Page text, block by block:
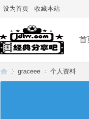
设为首页 收藏本站
首
graceee 个人资料